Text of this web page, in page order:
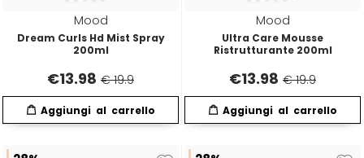
Mood
Dream Curls Hd Mist Spray
200ml
€13.98 € 19.9
Mood
Ultra Care Mousse
Ristrutturante 200ml
€13.98 € 19.9